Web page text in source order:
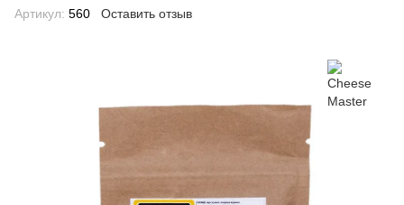
Артикул: 560 Оставить отзыв